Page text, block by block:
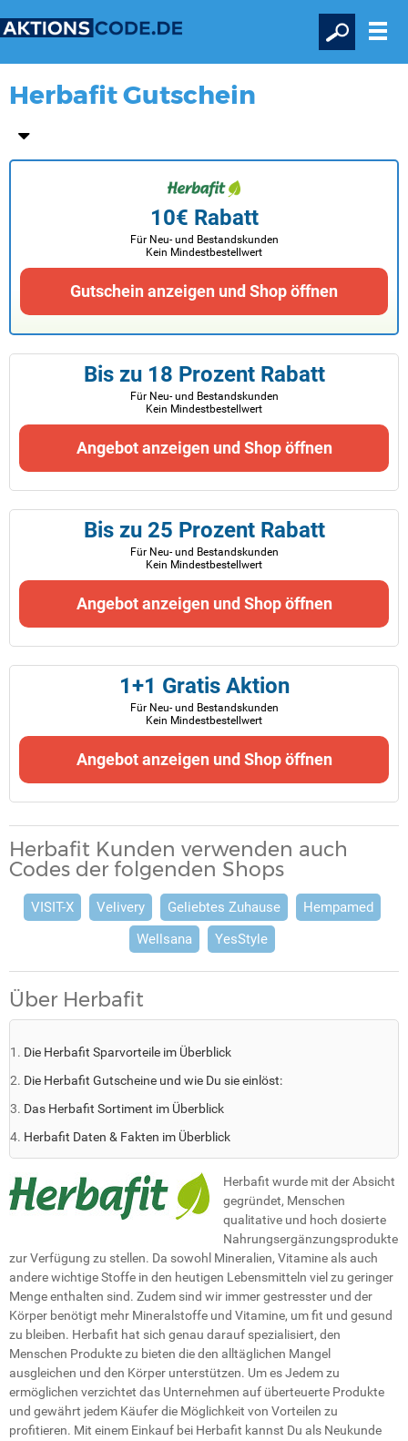
Herbafit Gutschein
10€ Rabatt
Für Neu- und Bestandskunden
Kein Mindestbestellwert
Gutschein anzeigen und Shop öffnen
Bis zu 18 Prozent Rabatt
Für Neu- und Bestandskunden
Kein Mindestbestellwert
Angebot anzeigen und Shop öffnen
Bis zu 25 Prozent Rabatt
Für Neu- und Bestandskunden
Kein Mindestbestellwert
Angebot anzeigen und Shop öffnen
1+1 Gratis Aktion
Für Neu- und Bestandskunden
Kein Mindestbestellwert
Angebot anzeigen und Shop öffnen
Herbafit Kunden verwenden auch
Codes der folgenden Shops
VISIT-X Velivery Geliebtes Zuhause
Hempamed
Wellsana
YesStyle
Über Herbafit
Die Herbafit Sparvorteile im Überblick
Die Herbafit Gutscheine und wie Du sie einlöst:
Das Herbafit Sortiment im Überblick
Herbafit Daten & Fakten im Überblick
Herbafit wurde mit der Absicht
gegründet, Menschen
qualitative und hoch dosierte
Nahrungsergänzungsprodukte
zur Verfügung zu stellen. Da sowohl Mineralien, Vitamine als auch
andere wichtige Stoffe in den heutigen Lebensmitteln viel zu geringer
Menge enthalten sind. Zudem sind wir immer gestresster und der
Körper benötigt mehr Mineralstoffe und Vitamine, um fit und gesund
zu bleiben. Herbafit hat sich genau darauf spezialisiert, den
Menschen Produkte zu bieten die den alltäglichen Mangel
ausgleichen und den Körper unterstützen. Um es Jedem zu
ermöglichen verzichtet das Unternehmen auf überteuerte Produkte
und gewährt jedem Käufer die Möglichkeit von Vorteilen zu
profitieren. Mit einem Einkauf bei Herbafit kannst Du als Neukunde